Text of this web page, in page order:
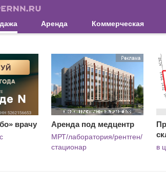
Аренда Коммерческая
врачу Аренда под медцентр
МРТ/лаборатория/рентген/
стационар
в